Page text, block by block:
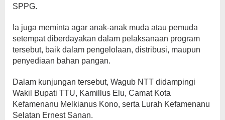
SPPG.
Ia juga meminta agar anak-anak muda atau pemuda
setempat diberdayakan dalam pelaksanaan program
tersebut, baik dalam pengelolaan, distribusi, maupun
penyediaan bahan pangan.
Dalam kunjungan tersebut, Wagub NTT didampingi
Wakil Bupati TTU, Kamillus Elu, Camat Kota
Kefamenanu Melkianus Kono, serta Lurah Kefamenanu
Selatan Ernest Sanan.